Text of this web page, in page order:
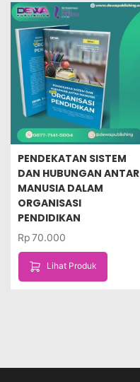
PENDEKATAN SISTEM
DAN HUBUNGAN ANTAR
MANUSIA DALAM
ORGANISASI
PENDIDIKAN
Rp70.000
Lihat Produk